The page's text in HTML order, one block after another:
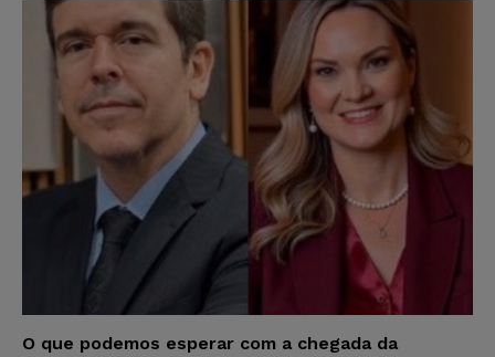
O que podemos esperar com a chegada da